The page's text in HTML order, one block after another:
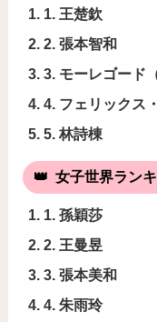
1. 王楚欽
2. 張本智和
3. モーレゴード
4. フェリックス
5. 林詩棟
女子世界ラン
1. 孫穎莎
2. 王曼昱
3. 張本美和
4. 朱雨玲